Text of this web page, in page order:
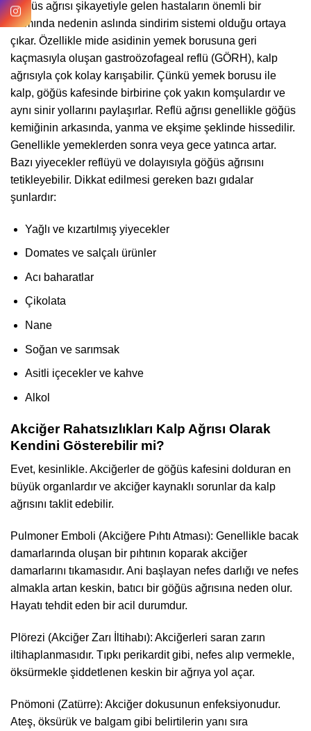
Göğüs ağrısı şikayetiyle gelen hastaların önemli bir
kısmında nedenin aslında sindirim sistemi olduğu ortaya
çıkar. Özellikle mide asidinin yemek borusuna geri
kaçmasıyla oluşan gastroözofageal reflü (GÖRH), kalp
ağrısıyla çok kolay karışabilir. Çünkü yemek borusu ile
kalp, göğüs kafesinde birbirine çok yakın komşulardır ve
aynı sinir yollarını paylaşırlar. Reflü ağrısı genellikle göğüs
kemiğinin arkasında, yanma ve ekşime şeklinde hissedilir.
Genellikle yemeklerden sonra veya gece yatınca artar.
Bazı yiyecekler reflüyü ve dolayısıyla göğüs ağrısını
tetikleyebilir. Dikkat edilmesi gereken bazı gıdalar
şunlardır:
Yağlı ve kızartılmış yiyecekler
Domates ve salçalı ürünler
Acı baharatlar
Çikolata
Nane
Soğan ve sarımsak
Asitli içecekler ve kahve
Alkol
Akciğer Rahatsızlıkları Kalp Ağrısı Olarak
Kendini Gösterebilir mi?
Evet, kesinlikle. Akciğerler de göğüs kafesini dolduran en
büyük organlardır ve akciğer kaynaklı sorunlar da kalp
ağrısını taklit edebilir.
Pulmoner Emboli (Akciğere Pıhtı Atması): Genellikle bacak
damarlarında oluşan bir pıhtının koparak akciğer
damarlarını tıkamasıdır. Ani başlayan nefes darlığı ve nefes
almakla artan keskin, batıcı bir göğüs ağrısına neden olur.
Hayatı tehdit eden bir acil durumdur.
Plörezi (Akciğer Zarı İltihabı): Akciğerleri saran zarın
iltihaplanmasıdır. Tıpkı perikardit gibi, nefes alıp vermekle,
öksürmekle şiddetlenen keskin bir ağrıya yol açar.
Pnömoni (Zatürre): Akciğer dokusunun enfeksiyonudur.
Ateş, öksürük ve balgam gibi belirtilerin yanı sıra